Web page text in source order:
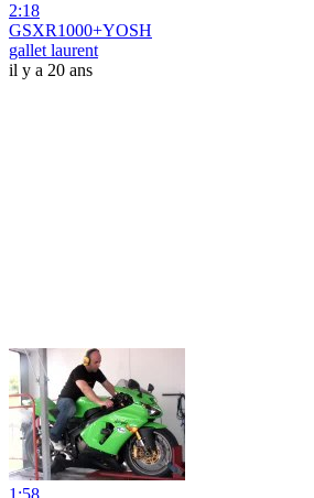
2:18
GSXR1000+YOSH
gallet laurent
il y a 20 ans